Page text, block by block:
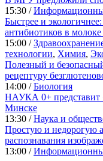
15:30 /
Быстрее и
антибиотиков в
15:00 /
технологии, Химия,
Полезный и
рецептуру
14:00 /Биология
НАУКА 0+ представит
Минске
13:30 /Наука и
Простую и недорогую
распознавания
13:00 /